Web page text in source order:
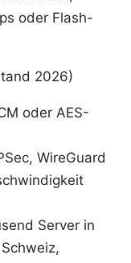
oder Flash-
2026)
oder AES-
WireGuard
Server in